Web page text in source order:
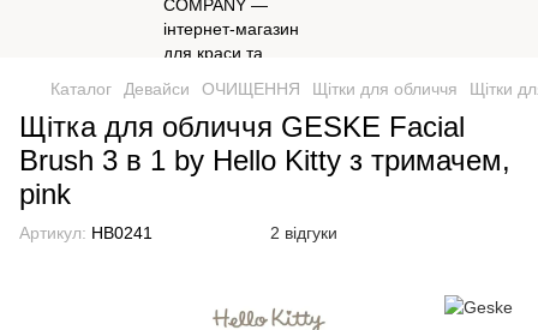
Каталог Девайси ОЧИЩЕННЯ Щітки для обличчя Щітки
Щітка для обличчя GESKE Facial
Brush 3 в 1 by Hello Kitty з тримачем,
pink
Артикул: HB0241 2 відгуки